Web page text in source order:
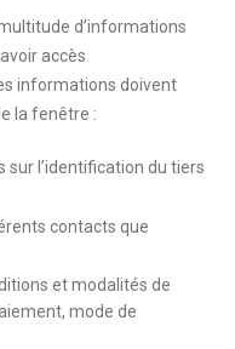
d’informations
accès
informations doivent
la fenêtre :
sur l’identification du tiers
contacts que
et modalités de
mode de